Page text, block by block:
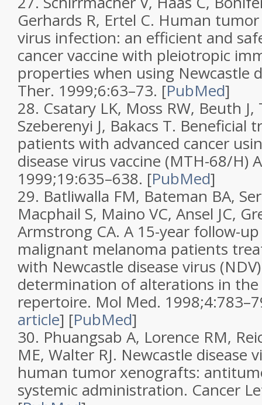
Gerhards R, Ertel C. Human
virus infection: an efficient and
cancer vaccine with pleiotropic
properties when using Newcastle
Ther. 1999;6:63–73. [PubMed]
28. Csatary LK, Moss RW, Beuth J,
Szeberenyi J, Bakacs T. Beneficial
patients with advanced cancer
disease virus vaccine (MTH-68/H)
1999;19:635–638. [PubMed]
29. Batliwalla FM, Bateman BA,
Macphail S, Maino VC, Ansel JC,
Armstrong CA. A 15-year follow-
malignant melanoma patients
with Newcastle disease virus
determination of alterations in the
repertoire. Mol Med. 1998;4
article] [PubMed]
30. Phuangsab A, Lorence RM,
ME, Walter RJ. Newcastle disease
human tumor xenografts:
systemic administration. Cancer